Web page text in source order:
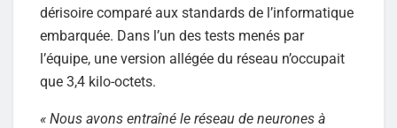
dérisoire comparé aux standards de l’informatique
embarquée. Dans l’un des tests menés par
l’équipe, une version allégée du réseau n’occupait
que 3,4 kilo-octets.
« Nous avons entraîné le réseau de neurones à